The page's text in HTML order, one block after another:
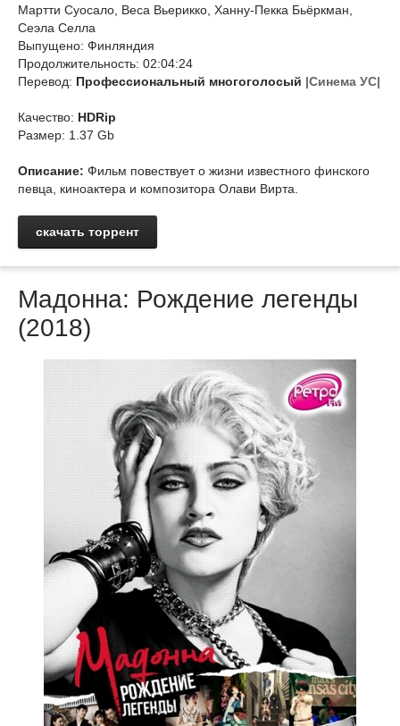
Мартти Суосало, Веса Вьерикко, Ханну-Пекка Бьёркман,
Сеэла Селла
Выпущено: Финляндия
Продолжительность: 02:04:24
Перевод: Профессиональный многоголосый |Синема УС|
Качество: HDRip
Размер: 1.37 Gb
Описание: Фильм повествует о жизни известного финского
певца, киноактера и композитора Олави Вирта.
скачать торрент
Мадонна: Рождение легенды
(2018)